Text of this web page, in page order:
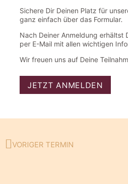
Sichere Dir Deinen Platz für
ganz einfach über das Formular.
Nach Deiner Anmeldung erhältst
per E-Mail mit allen wichtigen
Wir freuen uns auf Deine
JETZT ANMELDEN
Zurück
VORIGER TERMIN